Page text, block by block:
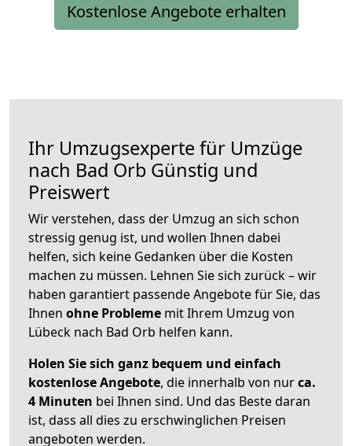
Kostenlose Angebote erhalten
Ihr Umzugsexperte für Umzüge
nach Bad Orb Günstig und
Preiswert
Wir verstehen, dass der Umzug an sich schon
stressig genug ist, und wollen Ihnen dabei
helfen, sich keine Gedanken über die Kosten
machen zu müssen. Lehnen Sie sich zurück – wir
haben garantiert passende Angebote für Sie, das
Ihnen ohne Probleme mit Ihrem Umzug von
Lübeck nach Bad Orb helfen kann.
Holen Sie sich ganz bequem und einfach
kostenlose Angebote, die innerhalb von nurca.
4 Minuten bei Ihnen sind. Und das Beste daran
ist, dass all dies zu erschwinglichen Preisen
angeboten werden.